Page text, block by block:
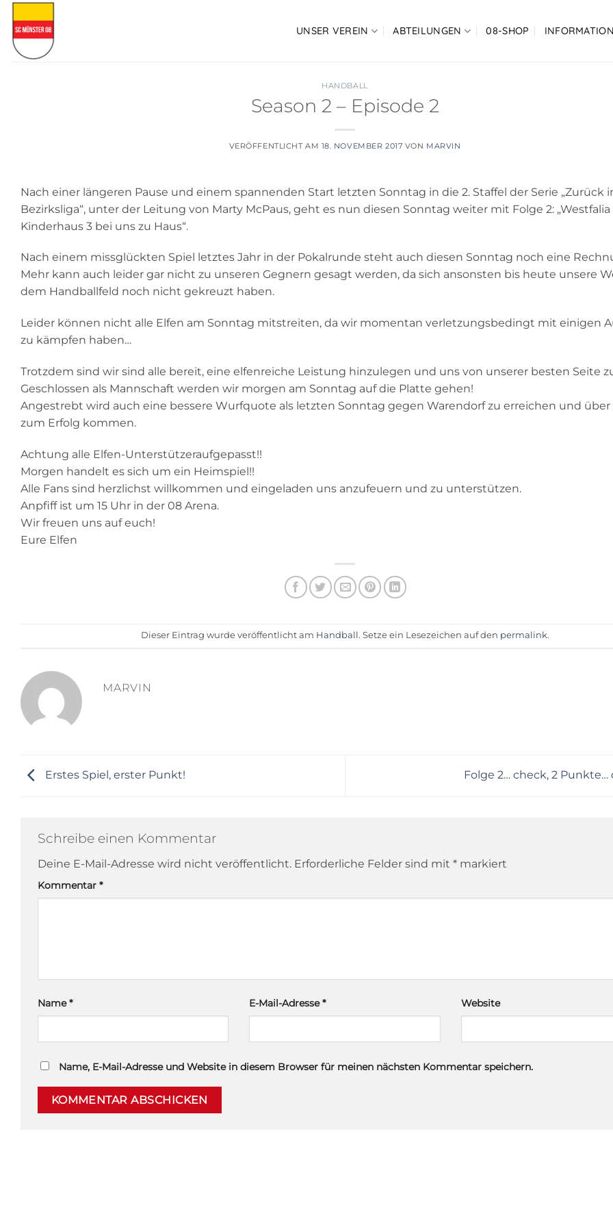
Zum
Inhalt
springen
UNSER VEREIN ABTEILUNGEN 08-SHOP
HANDBALL
Season 2 – Episode 2
VERÖFFENTLICHT AM 18. NOVEMBER 2017 VON MARVIN
Nach einer längeren Pause und einem spannenden Start letzten Sonntag in die 2. Staffel der Serie „Zurück
Bezirksliga“, unter der Leitung von Marty McPaus, geht es nun diesen Sonntag weiter mit Folge 2: „Westfalia
Kinderhaus 3 bei uns zu Haus“.
Nach einem missglückten Spiel letztes Jahr in der Pokalrunde steht auch diesen Sonntag noch eine
Mehr kann auch leider gar nicht zu unseren Gegnern gesagt werden, da sich ansonsten bis heute unsere
dem Handballfeld noch nicht gekreuzt haben.
Leider können nicht alle Elfen am Sonntag mitstreiten, da wir momentan verletzungsbedingt mit einigen
zu kämpfen haben…
Trotzdem sind wir sind alle bereit, eine elfenreiche Leistung hinzulegen und uns von unserer besten Seite
Geschlossen als Mannschaft werden wir morgen am Sonntag auf die Platte gehen!
Angestrebt wird auch eine bessere Wurfquote als letzten Sonntag gegen Warendorf zu erreichen und über
zum Erfolg kommen.
Achtung alle Elfen-Unterstützeraufgepasst!!
Morgen handelt es sich um ein Heimspiel!!
Alle Fans sind herzlichst willkommen und eingeladen uns anzufeuern und zu unterstützen.
Anpfiff ist um 15 Uhr in der 08 Arena.
Wir freuen uns auf euch!
Eure Elfen
Dieser Eintrag wurde veröffentlicht am Handball. Setze ein Lesezeichen auf den permalink.
MARVIN
Erstes Spiel, erster Punkt! Folge 2… check, 2 Punkte…
Schreibe einen Kommentar
Deine E-Mail-Adresse wird nicht veröffentlicht. Erforderliche Felder sind mit * markiert
Kommentar *
Name* E-Mail-Adresse* Website
Name, E-Mail-Adresse und Website in diesem Browser für meinen nächsten Kommentar speichern.